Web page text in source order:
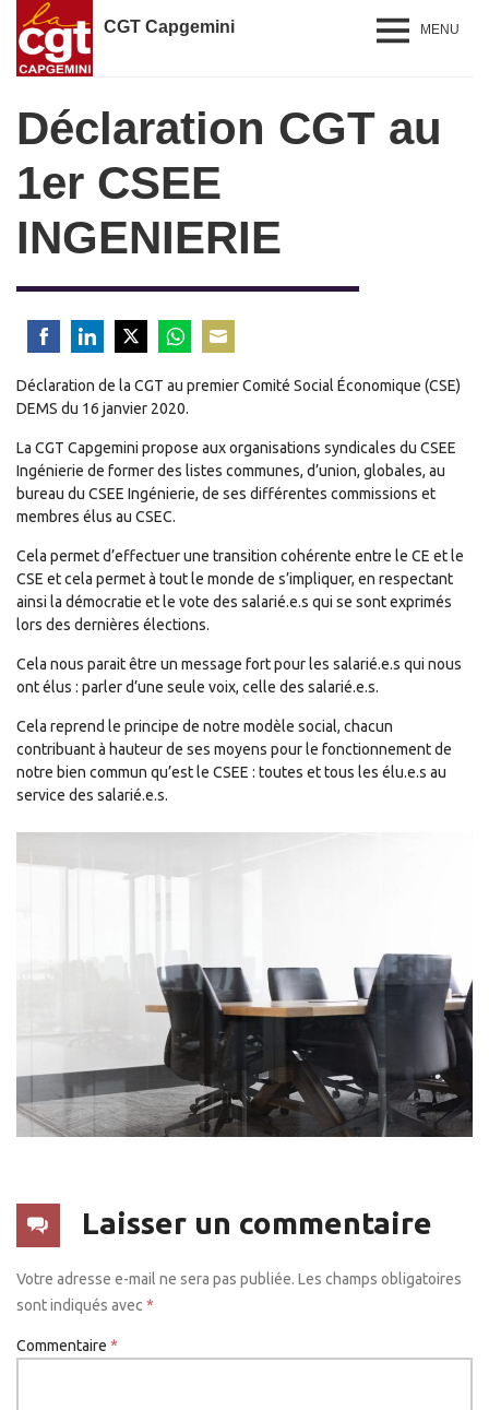
CGT Capgemini MENU
Déclaration CGT au
1er CSEE
INGENIERIE
on
Facebook
on
LinkedIn
on
Twitter
on
WhatsApp
on
Déclaration de la CGT au premier Comité Social Économique (CSE)
DEMS du 16 janvier 2020.
La CGT Capgemini propose aux organisations syndicales du CSEE
Ingénierie de former des listes communes, d’union, globales, au
bureau du CSEE Ingénierie, de ses différentes commissions et
membres élus au CSEC.
Cela permet d’effectuer une transition cohérente entre le CE et le
CSE et cela permet à tout le monde de s’impliquer, en respectant
ainsi la démocratie et le vote des salarié.e.s qui se sont exprimés
lors des dernières élections.
Cela nous parait être un message fort pour les salarié.e.s qui nous
ont élus : parler d’une seule voix, celle des salarié.e.s.
Cela reprend le principe de notre modèle social, chacun
contribuant à hauteur de ses moyens pour le fonctionnement de
notre bien commun qu’est le CSEE : toutes et tous les élu.e.s au
service des salarié.e.s.
Laisser un commentaire
Votre adresse e-mail ne sera pas publiée. Les champs obligatoires
sont indiqués avec *
Commentaire *